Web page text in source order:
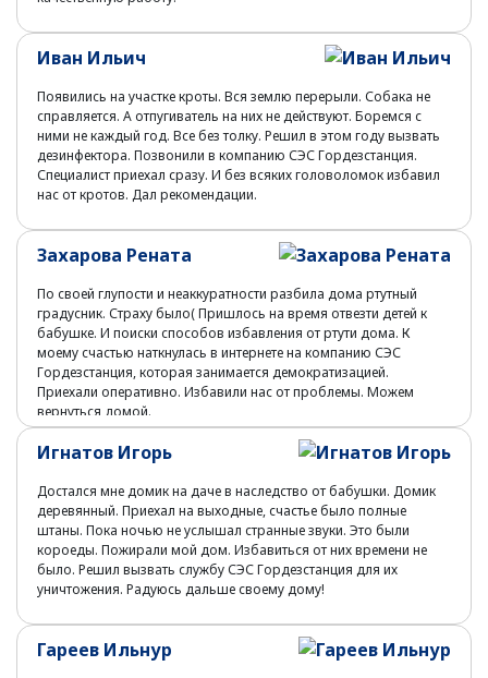
Иван Ильич
Появились на участке кроты. Вся землю перерыли. Собака не
справляется. А отпугиватель на них не действуют. Боремся с
ними не каждый год. Все без толку. Решил в этом году вызвать
дезинфектора. Позвонили в компанию СЭС Гордезстанция.
Специалист приехал сразу. И без всяких головоломок избавил
нас от кротов. Дал рекомендации.
Захарова Рената
По своей глупости и неаккуратности разбила дома ртутный
градусник. Страху было( Пришлось на время отвезти детей к
бабушке. И поиски способов избавления от ртути дома. К
моему счастью наткнулась в интернете на компанию СЭС
Гордезстанция, которая занимается демократизацией.
Приехали оперативно. Избавили нас от проблемы. Можем
вернуться домой.
Игнатов Игорь
Достался мне домик на даче в наследство от бабушки. Домик
деревянный. Приехал на выходные, счастье было полные
штаны. Пока ночью не услышал странные звуки. Это были
короеды. Пожирали мой дом. Избавиться от них времени не
было. Решил вызвать службу СЭС Гордезстанция для их
уничтожения. Радуюсь дальше своему дому!
Гареев Ильнур